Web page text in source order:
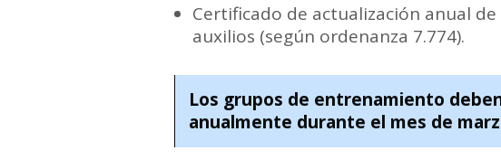
Certificado de actualización anual
auxilios (según ordenanza 7.774).
Los grupos de entrenamiento
anualmente durante el mes de